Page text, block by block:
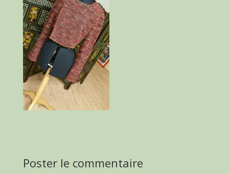
Poster le commentaire